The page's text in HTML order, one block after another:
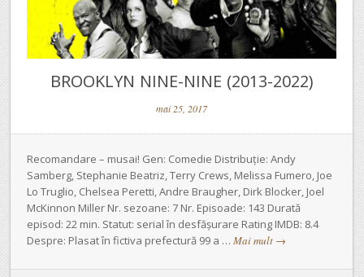
BROOKLYN NINE-NINE (2013-2022)
mai 25, 2017
Recomandare – musai! Gen: Comedie Distribuție: Andy
Samberg, Stephanie Beatriz, Terry Crews, Melissa Fumero, Joe
Lo Truglio, Chelsea Peretti, Andre Braugher, Dirk Blocker, Joel
McKinnon Miller Nr. sezoane: 7 Nr. Episoade: 143 Durată
episod: 22 min. Statut: serial în desfășurare Rating IMDB: 8.4
Despre: Plasat în fictiva prefectură 99 a … Mai mult →